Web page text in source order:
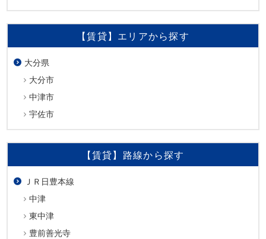
【賃貸】エリアから探す
大分県
大分市
中津市
宇佐市
【賃貸】路線から探す
ＪＲ日豊本線
中津
東中津
豊前善光寺